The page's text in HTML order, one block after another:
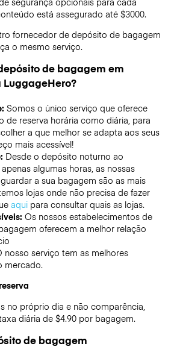
está assegurado até $3000.
fornecedor de depósito de bagagem
o mesmo serviço.
de bagagem em
Somos o único serviço que oferece
de reserva horária como diária, para
a que melhor se adapta aos seus
mais acessível!
Desde o depósito noturno ao
algumas horas, as nossas
a sua bagagem são as mais
lojas onde não precisa de fazer
aquipara consultar quais as lojas.
Os nossos estabelecimentos de
oferecem a melhor relação
nosso serviço tem as melhores
mercado.
no próprio dia e não comparência,
diária de $4.90 por bagagem.
de bagagem